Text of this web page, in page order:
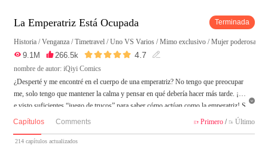
La Emperatriz Está Ocupada Terminada
Historia /Venganza /Timetravel /Uno VS Varios /Mimo exclusivo /Mujer poderosa
 9.1M  266.5k  4.7 
nombre de autor: iQiyi Comics
¿Desperté y me encontré en el cuerpo de una emperatriz? No tengo que preocupar
me, solo tengo que mantener la calma y pensar en qué debería hacer más tarde. ¡H
e visto suficientes “juego de trucos” para saber cómo actúan como la emperatriz! S
in embargo, el guión que me dieron parece bastante problemático. ¿soy la mala em

Capítulos Comments  Primero/  Último
214 capítulos actualizados